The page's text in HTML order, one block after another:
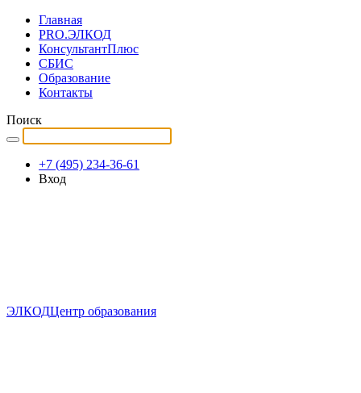
Главная
PRO.ЭЛКОД
КонсультантПлюс
СБИС
Образование
Контакты
Поиск
+7 (495) 234-36-61
Вход
ЭЛКОДЦентр образования